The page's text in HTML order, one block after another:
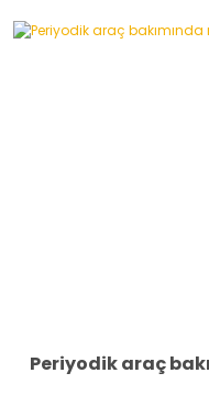
Periyodik araç